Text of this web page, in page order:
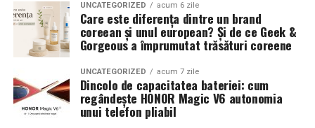
UNCATEGORIZED acum 6 zile
Care este diferența dintre un brand
coreean și unul european? Și de ce Geek &
Gorgeous a împrumutat trăsături coreene
UNCATEGORIZED acum 7 zile
Dincolo de capacitatea bateriei: cum
regândește HONOR Magic V6 autonomia
unui telefon pliabil